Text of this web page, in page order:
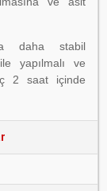
daha stabil
yapılmalı ve
2 saat içinde